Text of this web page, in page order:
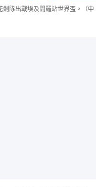
隊出戰埃及開羅站世界盃。（中